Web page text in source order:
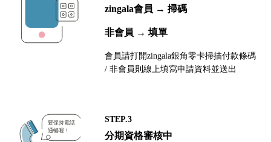
zingala會員 → 掃碼
非會員 → 填單
會員請打開zingala銀角零卡掃描付款條碼
/ 非會員則線上填寫申請資料並送出
STEP.3
分期資格審核中